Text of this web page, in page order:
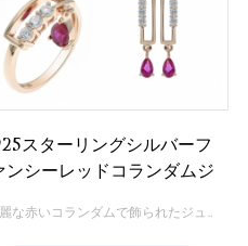
スターリングシルバーフ
ンシーレッドコランダムジ